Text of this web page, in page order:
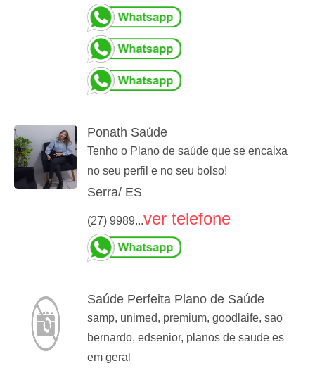
Ponath Saúde
Tenho o Plano de saúde que se encaixa
no seu perfil e no seu bolso!
Serra/ ES
(27) 9989...ver telefone
Saúde Perfeita Plano de Saúde
samp, unimed, premium, goodlaife, sao
bernardo, edsenior, planos de saude es
em geral